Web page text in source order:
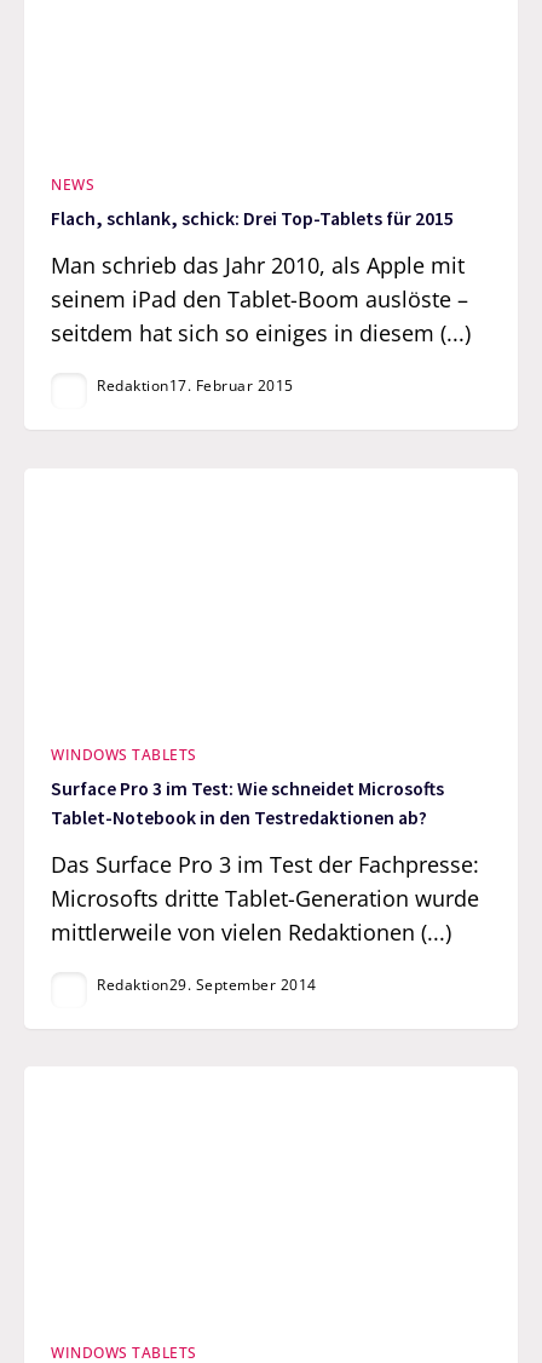
NEWS
Flach, schlank, schick: Drei Top-Tablets für 2015
Man schrieb das Jahr 2010, als Apple mit
seinem iPad den Tablet-Boom auslöste –
seitdem hat sich so einiges in diesem (...)
Redaktion17. Februar 2015
WINDOWS TABLETS
Surface Pro 3 im Test: Wie schneidet Microsofts
Tablet-Notebook in den Testredaktionen ab?
Das Surface Pro 3 im Test der Fachpresse:
Microsofts dritte Tablet-Generation wurde
mittlerweile von vielen Redaktionen (...)
Redaktion29. September 2014
WINDOWS TABLETS